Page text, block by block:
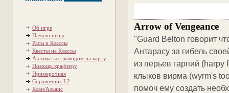
Об игре
Начало игры
Расы и Классы
Квесты на Классы
Автоматы с выводом на карту
Помощь крафтеру
Примерочная
Справочник L2
Клан/Альянс
Arrow of Vengeance
"Guard Belton говорит
Антарасу за гибель
из перьев гарпий
клыков вирма (wyrm's
помоч ему создать